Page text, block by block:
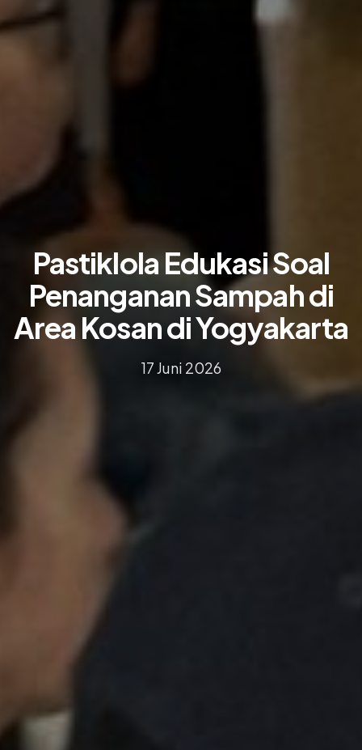
Pastiklola Edukasi Soal
Penanganan Sampah di
Area Kosan di Yogyakarta
17 Juni 2026